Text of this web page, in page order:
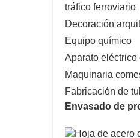
tráfico ferroviario
Decoración
Equipo químico
Aparato eléctrico
Maquinaria
Fabricación de
Envasado de